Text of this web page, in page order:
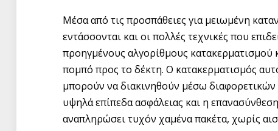
Μέσα από τις προσπάθειες για μειωμένη
εντάσσονται και οι πολλές τεχνικές που
προηγμένους αλγορίθμους
πομπό προς το δέκτη. Ο κατακερματισμός
μπορούν να διακινηθούν μέσω
υψηλά επίπεδα ασφάλειας και η
αναπληρώσει τυχόν χαμένα πακέτα, χωρίς